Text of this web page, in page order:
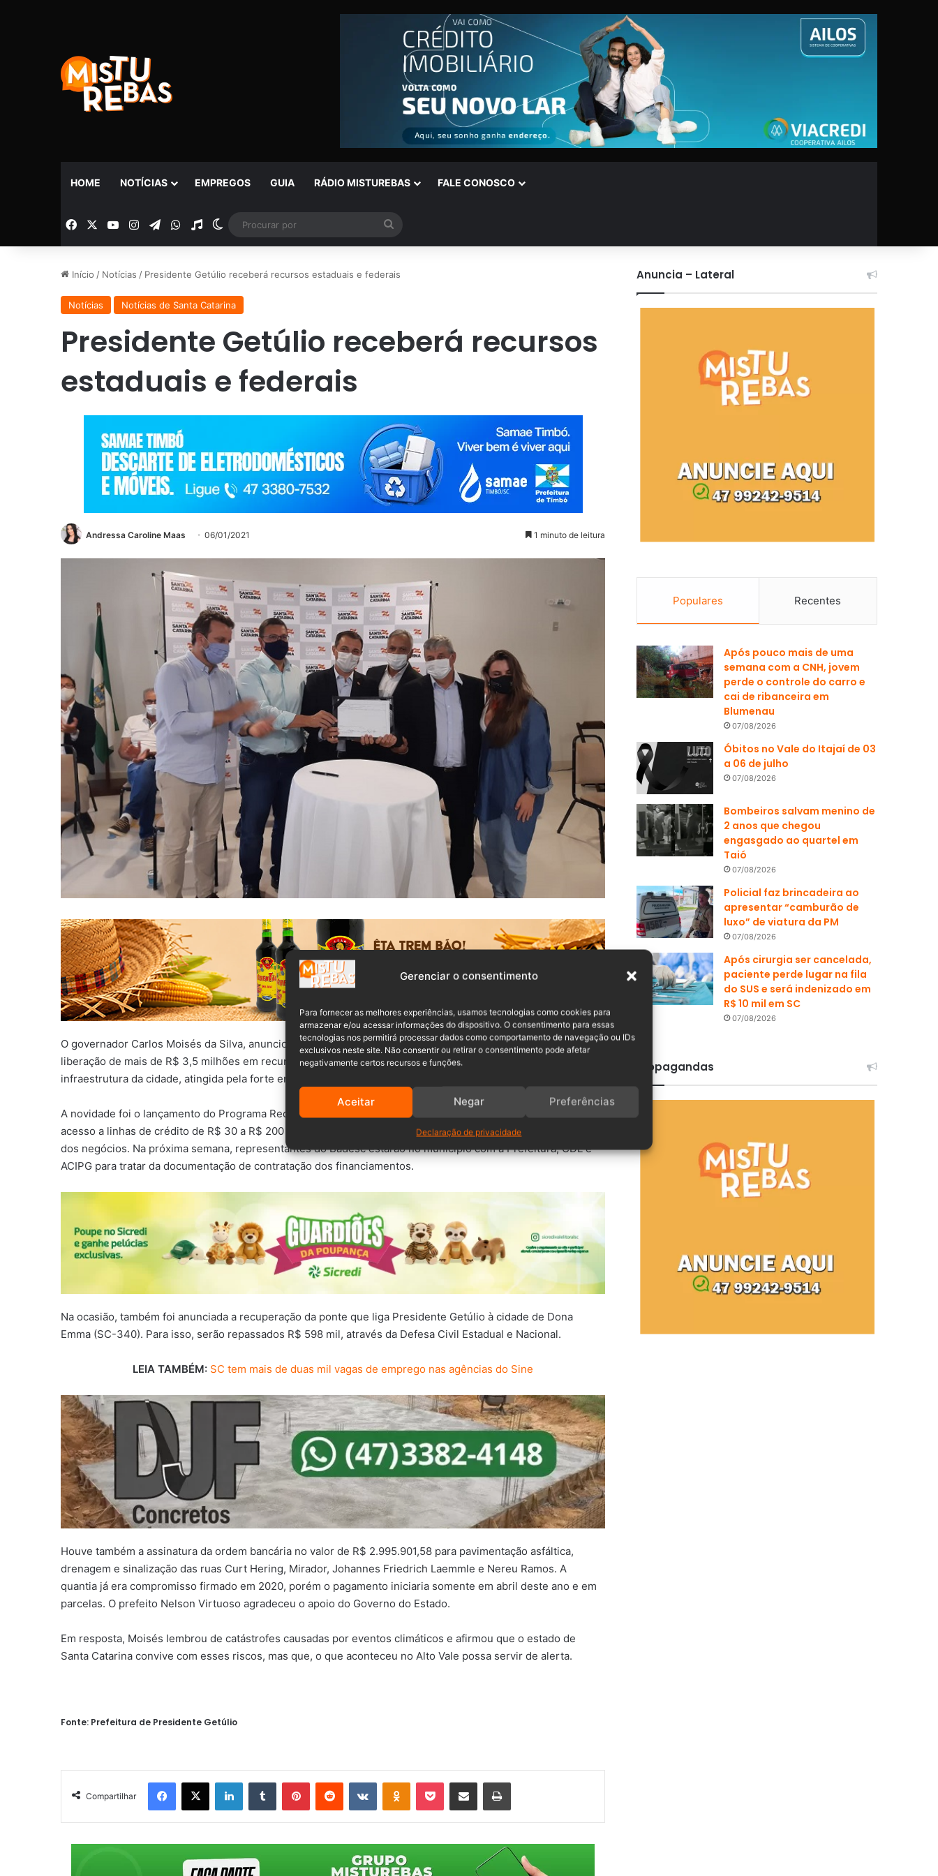
Gerenciar o consentimento
Para fornecer as melhores experiências, usamos tecnologias como cookies para
armazenar e/ou acessar informações do dispositivo. O consentimento para essas
tecnologias nos permitirá processar dados como comportamento de navegação ou IDs
exclusivos neste site. Não consentir ou retirar o consentimento pode afetar
negativamente certos recursos e funções.
Aceitar Negar Preferências
Declaração de privacidade
HOME NOTÍCIAS EMPREGOS GUIA RÁDIO MISTUREBAS FALE CONOSCO
Facebook YouTubeInstagramTelegramWhatsApp
Rádio Switch skin
por
Início / Notícias / Presidente Getúlio receberá recursos estaduais e federais
Notícias Notícias de Santa Catarina
Presidente Getúlio receberá recursos
estaduais e federais
Andressa Caroline Maas 06/01/2021 1 minuto de leitura
O governador Carlos Moisés da Silva, anunciou na terça-feira, 5 de janeiro, em visita a Presidente Getúlio, a
liberação de mais de R$ 3,5 milhões em recursos financeiros. O valor será utilizado na recuperação da
infraestrutura da cidade, atingida pela forte enxurrada no mês passado.
A novidade foi o lançamento do Programa Recomeça – SC. Através dele, comerciantes e empresários terão
acesso a linhas de crédito de R$ 30 a R$ 200 mil sem juros, junto ao Badesc, que permitirão a recuperação
dos negócios. Na próxima semana, representantes do Badesc estarão no município com a Prefeitura, CDL e
ACIPG para tratar da documentação de contratação dos financiamentos.
Na ocasião, também foi anunciada a recuperação da ponte que liga Presidente Getúlio à cidade de Dona
Emma (SC-340). Para isso, serão repassados R$ 598 mil, através da Defesa Civil Estadual e Nacional.
LEIA TAMBÉM: SC tem mais de duas mil vagas de emprego nas agências do Sine
Houve também a assinatura da ordem bancária no valor de R$ 2.995.901,58 para pavimentação asfáltica,
drenagem e sinalização das ruas Curt Hering, Mirador, Johannes Friedrich Laemmle e Nereu Ramos. A
quantia já era compromisso firmado em 2020, porém o pagamento iniciaria somente em abril deste ano e em
parcelas. O prefeito Nelson Virtuoso agradeceu o apoio do Governo do Estado.
Em resposta, Moisés lembrou de catástrofes causadas por eventos climáticos e afirmou que o estado de
Santa Catarina convive com esses riscos, mas que, o que aconteceu no Alto Vale possa servir de alerta.
Fonte: Prefeitura de Presidente Getúlio
Compartilhar
Anuncia – Lateral
Populares Recentes
Após pouco mais de uma
semana com a CNH, jovem
perde o controle do carro e
cai de ribanceira em
Blumenau
07/08/2026
Óbitos no Vale do Itajaí de 03
a 06 de julho
07/08/2026
Bombeiros salvam menino de
2 anos que chegou
engasgado ao quartel em
Taió
07/08/2026
Policial faz brincadeira ao
apresentar “camburão de
luxo” de viatura da PM
07/08/2026
Após cirurgia ser cancelada,
paciente perde lugar na fila
do SUS e será indenizado em
R$ 10 mil em SC
07/08/2026
Propagandas